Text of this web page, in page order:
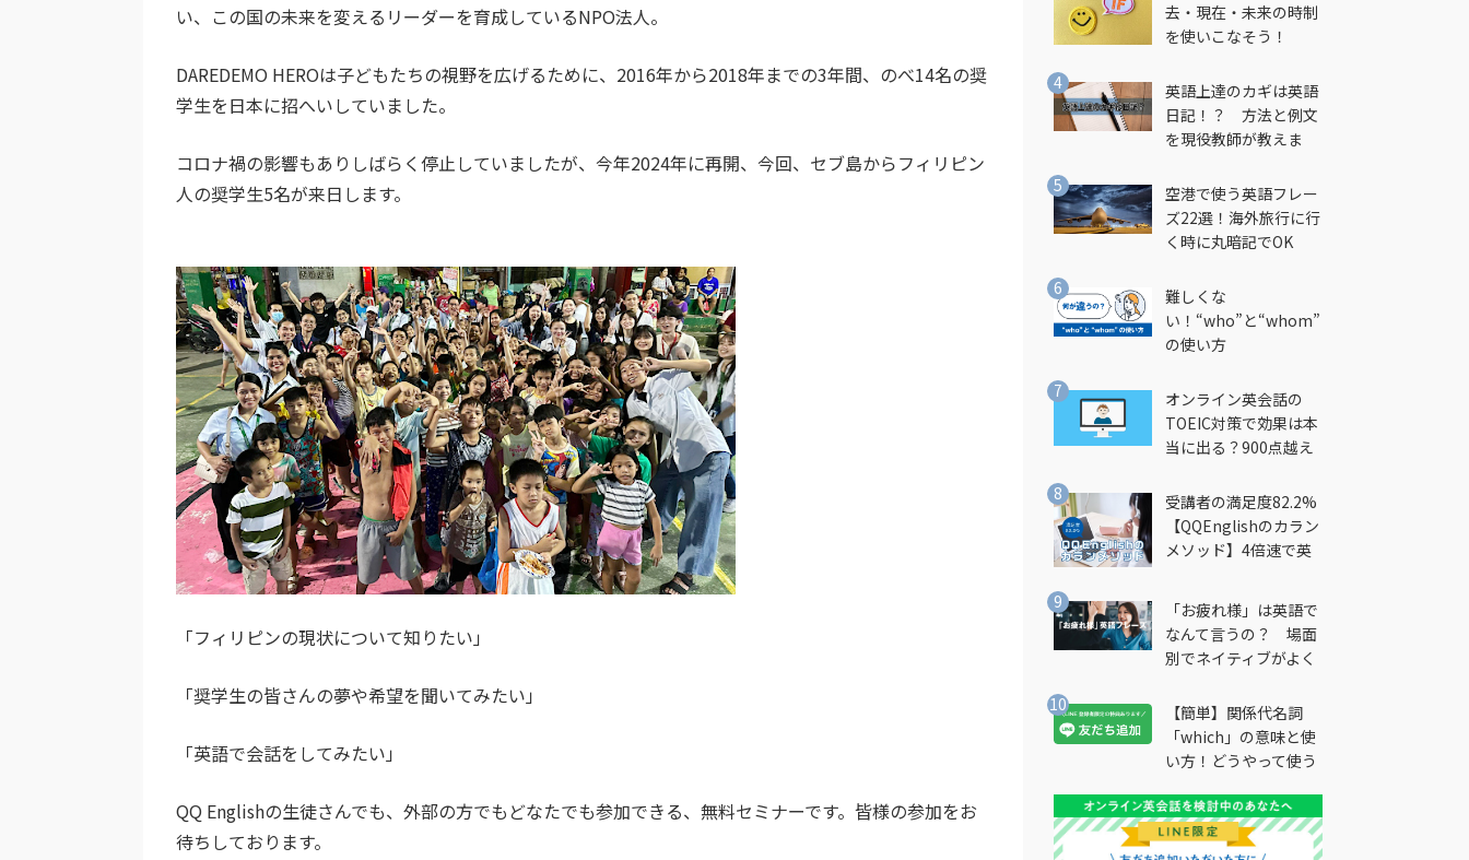
い、この国の未来を変えるリーダーを育成しているNPO法人。
DAREDEMO HEROは子どもたちの視野を広げるために、2016年から2018年までの3年間、のべ14名の奨
学⽣を⽇本に招へいしていました。
コロナ禍の影響もありしばらく停止していましたが、今年2024年に再開、今回、セブ島からフィリピン
人の奨学⽣5名が来日します。
「フィリピンの現状について知りたい」
「奨学生の皆さんの夢や希望を聞いてみたい」
「英語で会話をしてみたい」
QQ Englishの生徒さんでも、外部の方でもどなたでも参加できる、無料セミナーです。皆様の参加をお
待ちしております。
去・現在・未来の時制
を使いこなそう！
英語上達のカギは英語
日記！？ 方法と例文
を現役教師が教えま
空港で使う英語フレー
ズ22選！海外旅行に行
く時に丸暗記でOK
難しくな
い！“who”と“whom”
の使い方
オンライン英会話の
TOEIC対策で効果は本
当に出る？900点越え
受講者の満足度82.2%
【QQEnglishのカラン
メソッド】4倍速で英
法とは？
「お疲れ様」は英語で
なんて言うの？ 場面
別でネイティブがよく
説
【簡単】関係代名詞
「which」の意味と使
い方！どうやって使う